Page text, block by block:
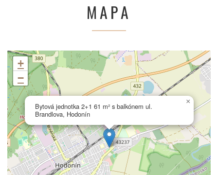
MAPA
Bytová jednotka 2+1 61 m² s balkónem ul.
Brandlova, Hodonín
×
+
−